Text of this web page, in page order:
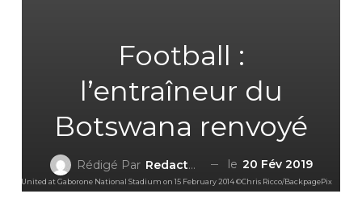
Football :
l’entraîneur du
Botswana renvoyé
Rédigé Par Redaction DjenaSport le 20 Fév 2019
United at Gaborone National Stadium on 15 February 2014 ©Chris Ricco/BackpagePix